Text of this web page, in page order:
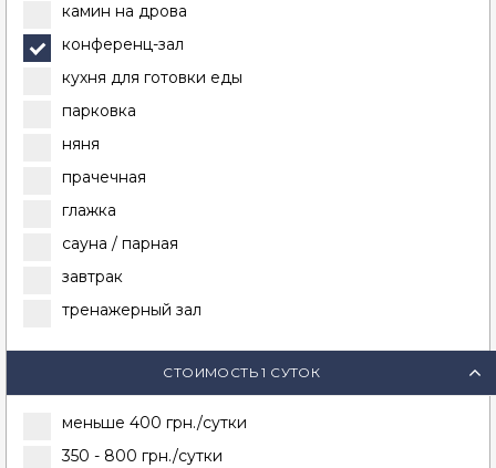
камин на дрова
конференц-зал
кухня для готовки еды
парковка
няня
прачечная
глажка
сауна / парная
завтрак
тренажерный зал
СТОИМОСТЬ 1 СУТОК
меньше 400 грн./сутки
350 - 800 грн./сутки